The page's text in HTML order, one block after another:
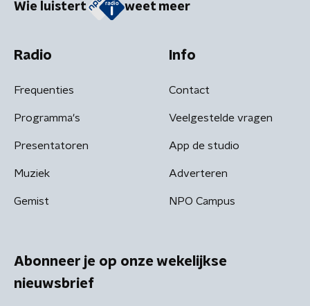
Wie luistert weet meer
Radio
Frequenties
Programma's
Presentatoren
Muziek
Gemist
Info
Contact
Veelgestelde vragen
App de studio
Adverteren
NPO Campus
Abonneer je op onze wekelijkse
nieuwsbrief